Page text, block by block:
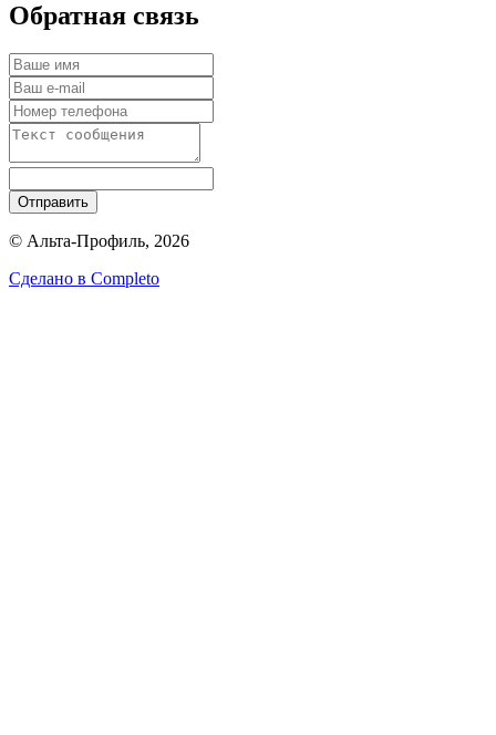
Обратная связь
Отправить
© Альта-Профиль, 2026
Сделано в Completo